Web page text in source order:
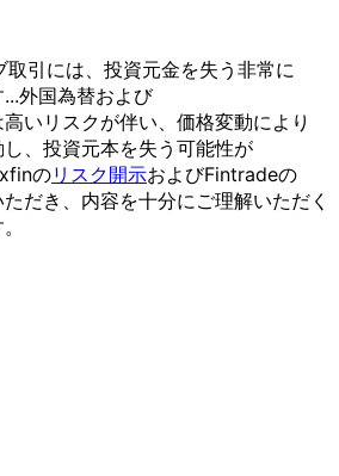
引には、 投資元金を失う 非常に
外国為替および
高いリスクが伴い、 価格変動により
、 投資元本を失う 可能性が
のリスク開示およびFintradeの
だき、 内容を十分にご理解いただく